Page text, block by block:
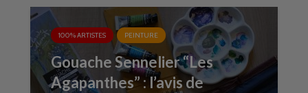
100% ARTISTES PEINTURE
Gouache Sennelier “Les
Agapanthes” : l’avis de